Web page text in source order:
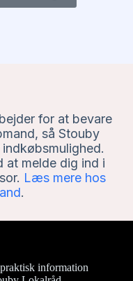
for at bevare
så Stouby
at melde dig ind i
Læs mere hos
.
information